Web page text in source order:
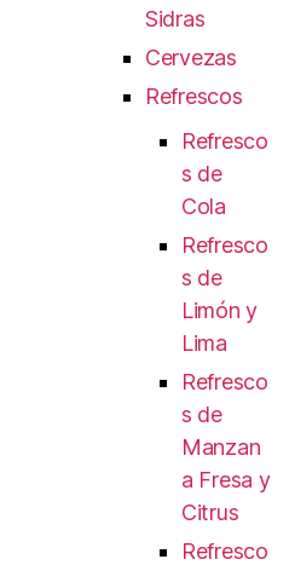
Sidras
Cervezas
Refrescos
Refresco
s de
Cola
Refresco
s de
Limón y
Lima
Refresco
s de
Manzan
a Fresa y
Citrus
Refresco